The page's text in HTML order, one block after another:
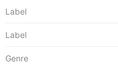
Label
Label
Genre